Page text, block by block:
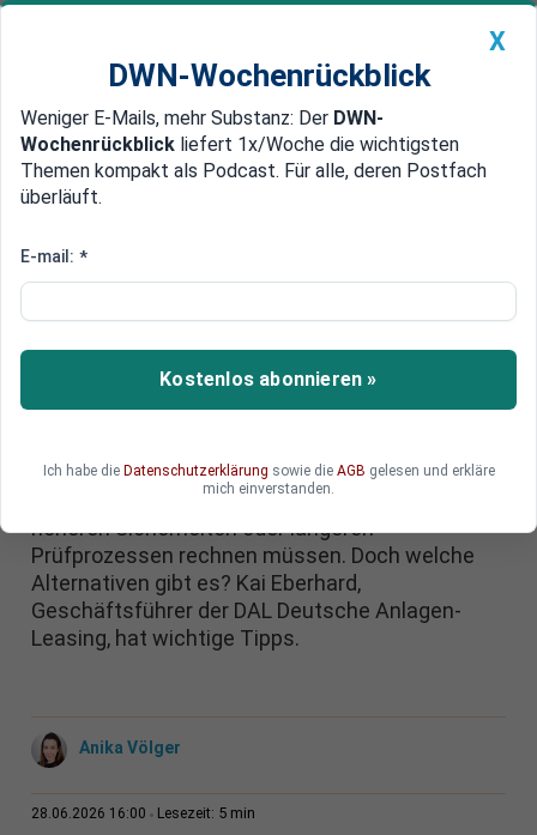
Newsticker MEIN DWN: Geldanlage Premium
Edelmetalle DWN-Magazin China
Experteninterview: Welche
Unternehmen kennen sollten
Für viele Mittelständler ist Finanzierung
zunehmend eine strategische Herausforderung.
gar nicht erst geplant werden können, weil
Unternehmen mit schwierigen Bankgesprächen,
höheren Sicherheiten oder längeren
Prüfprozessen rechnen müssen. Doch welche
Alternativen gibt es? Kai Eberhard,
Geschäftsführer der DAL Deutsche Anlagen-
Leasing, hat wichtige Tipps.
Anika Völger
28.06.2026 16:00 Lesezeit: 5 min
X
DWN-Wochenrückblick
Weniger E-Mails, mehr Substanz: Der DWN-
Wochenrückblick liefert 1x/Woche die wichtigsten
Themen kompakt als Podcast. Für alle, deren Postfach
überläuft.
E-mail: *
Kostenlos abonnieren »
Ich habe die Datenschutzerklärung sowie die AGB gelesen und erkläre
mich einverstanden.